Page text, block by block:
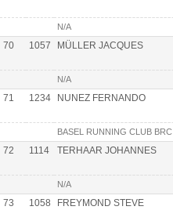
N/A
70 1057 MÜLLER JACQUES
N/A
71 1234 NUNEZ FERNANDO
BASEL RUNNING CLUB BRC
72 1114 TERHAAR JOHANNES
N/A
73 1058 FREYMOND STEVE